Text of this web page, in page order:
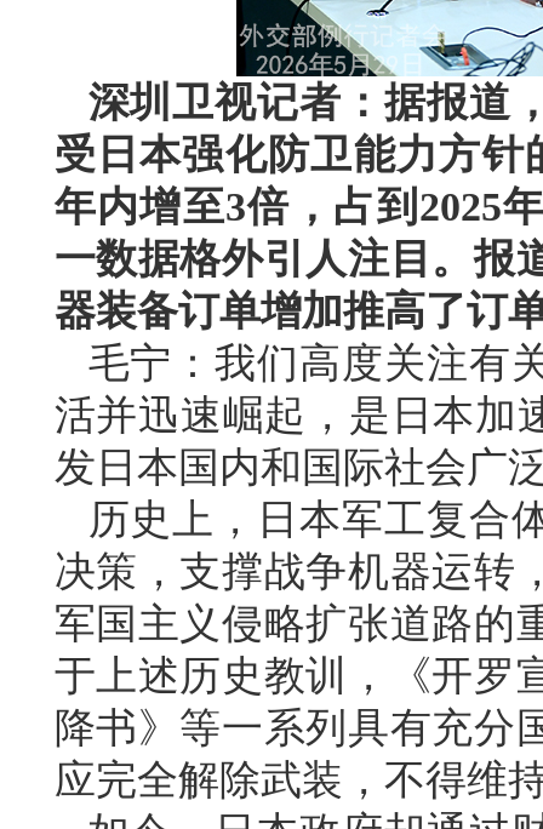
深圳卫视记者：据报道
受日本强化防卫能力方
年内增至3倍，占到2025
一数据格外引人注目。报
器装备订单增加推高了订
毛宁：我们高度关注有
活并迅速崛起，是日本加
发日本国内和国际社会广
历史上，日本军工复合
决策，支撑战争机器运转
军国主义侵略扩张道路的
于上述历史教训，《开罗
降书》等一系列具有充分
应完全解除武装，不得维